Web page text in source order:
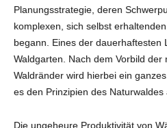
Planungsstrategie, deren
komplexen, sich selbst
begann. Eines der dauerhaftesten
Waldgarten. Nach dem Vorbild der
Waldränder wird hierbei ein
es den Prinzipien des Naturwaldes
Die ungeheure Produktivität von